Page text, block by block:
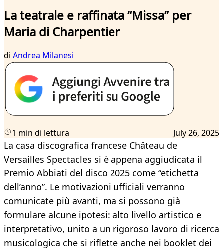
La teatrale e raffinata “Missa” per
Maria di Charpentier
di Andrea Milanesi
1 min di lettura July 26, 2025
La casa discografica francese Château de
Versailles Spectacles si è appena aggiudicata il
Premio Abbiati del disco 2025 come “etichetta
dell’anno”. Le motivazioni ufficiali verranno
comunicate più avanti, ma si possono già
formulare alcune ipotesi: alto livello artistico e
interpretativo, unito a un rigoroso lavoro di ricerca
musicologica che si riflette anche nei booklet dei